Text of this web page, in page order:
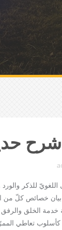
للذكر
بيان خصائص كلّ من
خدمة الخلق
كأسلوب